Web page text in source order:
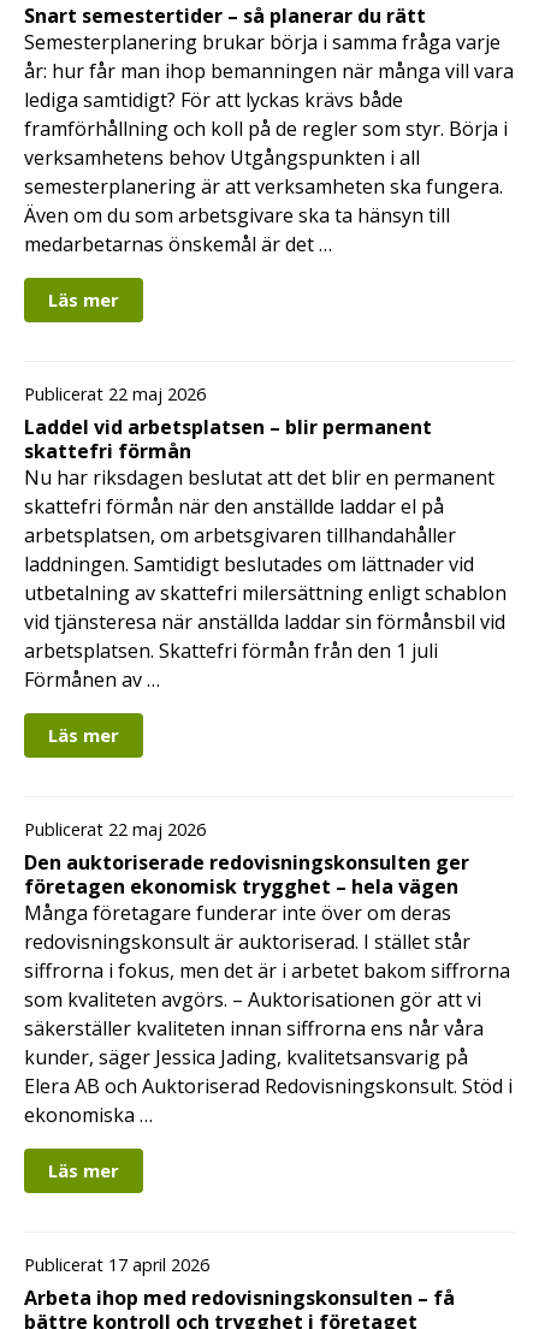
Snart semestertider – så planerar du rätt
Semesterplanering brukar börja i samma fråga varje
år: hur får man ihop bemanningen när många vill vara
lediga samtidigt? För att lyckas krävs både
framförhållning och koll på de regler som styr. Börja i
verksamhetens behov Utgångspunkten i all
semesterplanering är att verksamheten ska fungera.
Även om du som arbetsgivare ska ta hänsyn till
medarbetarnas önskemål är det …
Läs mer
Publicerat 22 maj 2026
Laddel vid arbetsplatsen – blir permanent
skattefri förmån
Nu har riksdagen beslutat att det blir en permanent
skattefri förmån när den anställde laddar el på
arbetsplatsen, om arbetsgivaren tillhandahåller
laddningen. Samtidigt beslutades om lättnader vid
utbetalning av skattefri milersättning enligt schablon
vid tjänsteresa när anställda laddar sin förmånsbil vid
arbetsplatsen. Skattefri förmån från den 1 juli
Förmånen av …
Läs mer
Publicerat 22 maj 2026
Den auktoriserade redovisningskonsulten ger
företagen ekonomisk trygghet – hela vägen
Många företagare funderar inte över om deras
redovisningskonsult är auktoriserad. I stället står
siffrorna i fokus, men det är i arbetet bakom siffrorna
som kvaliteten avgörs. – Auktorisationen gör att vi
säkerställer kvaliteten innan siffrorna ens når våra
kunder, säger Jessica Jading, kvalitetsansvarig på
Elera AB och Auktoriserad Redovisningskonsult. Stöd i
ekonomiska …
Läs mer
Publicerat 17 april 2026
Arbeta ihop med redovisningskonsulten – få
bättre kontroll och trygghet i företaget